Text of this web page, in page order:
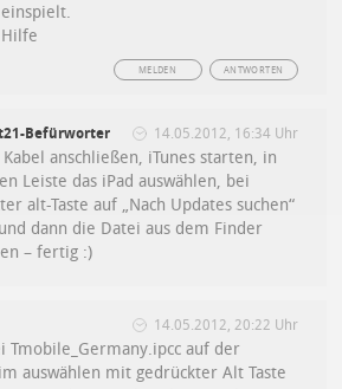
ANTWORTEN
MELDEN
Befürworter 14.05.2012, 16:34 Uhr
Kabel anschließen, iTunes starten, in
Leiste das iPad auswählen, bei
alt-Taste auf „Nach Updates suchen“
dann die Datei aus dem Finder
– fertig :)
14.05.2012, 20:22 Uhr
Tmobile_Germany.ipcc auf der
auswählen mit gedrückter Alt Taste